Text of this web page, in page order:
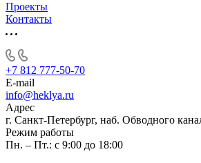
Проекты
Контакты
+7 812 777-50-70
E-mail
info@heklya.ru
Адрес
г. Санкт-Петербург, наб. Обводного
Режим работы
Пн. – Пт.: с 9:00 до 18:00